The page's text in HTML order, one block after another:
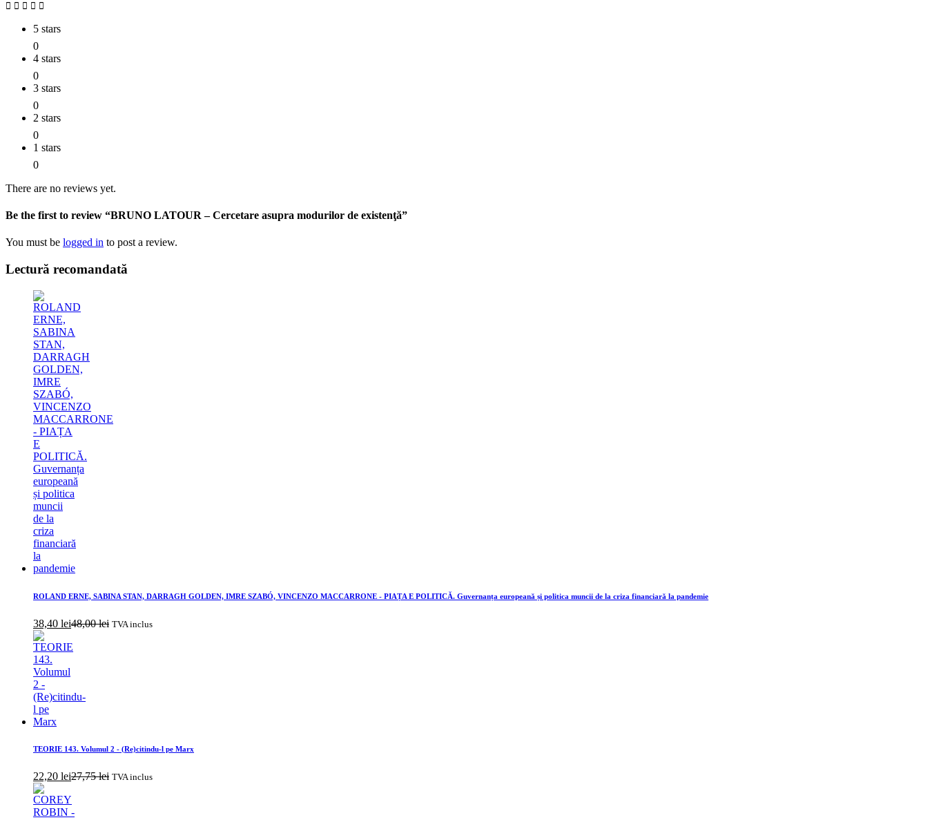
5 stars
0
4 stars
0
3 stars
0
2 stars
0
1 stars
0
There are no reviews yet.
Be the first to review “BRUNO LATOUR – Cercetare asupra modurilor de existenţă”
You must be logged in to post a review.
Lectură recomandată
ROLAND ERNE, SABINA STAN, DARRAGH GOLDEN, IMRE SZABÓ, VINCENZO MACCARRONE - PIAȚA E POLITICĂ. Guvernanța europeană și politica muncii de la criza financiară la pandemie
38,40 lei48,00lei TVA inclus
TEORIE 143. Volumul 2 - (Re)citindu-l pe Marx
22,20 lei27,75lei TVA inclus